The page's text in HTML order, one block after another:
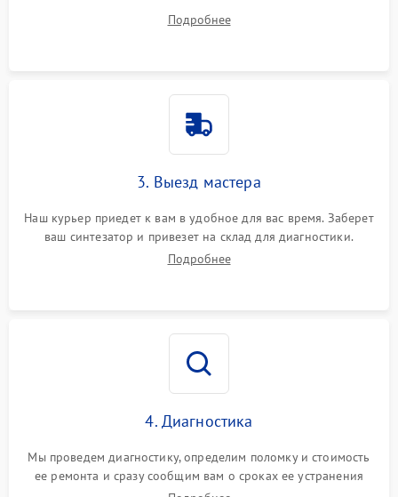
Подробнее
3. Выезд мастера
Наш курьер приедет к вам в удобное для вас время. Заберет
ваш синтезатор и привезет на склад для диагностики.
Подробнее
4. Диагностика
Мы проведем диагностику, определим поломку и стоимость
ее ремонта и сразу сообщим вам о сроках ее устранения